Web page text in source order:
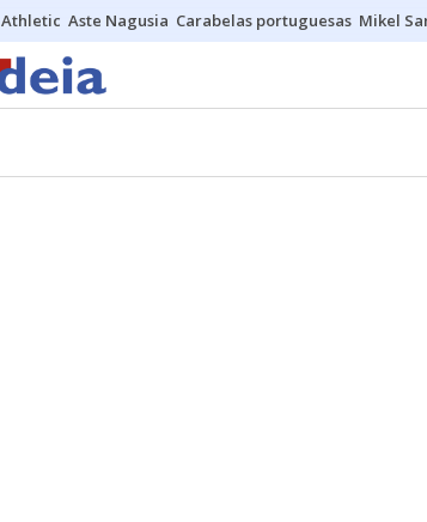
Athletic Aste Nagusia Carabelas portuguesas Mikel